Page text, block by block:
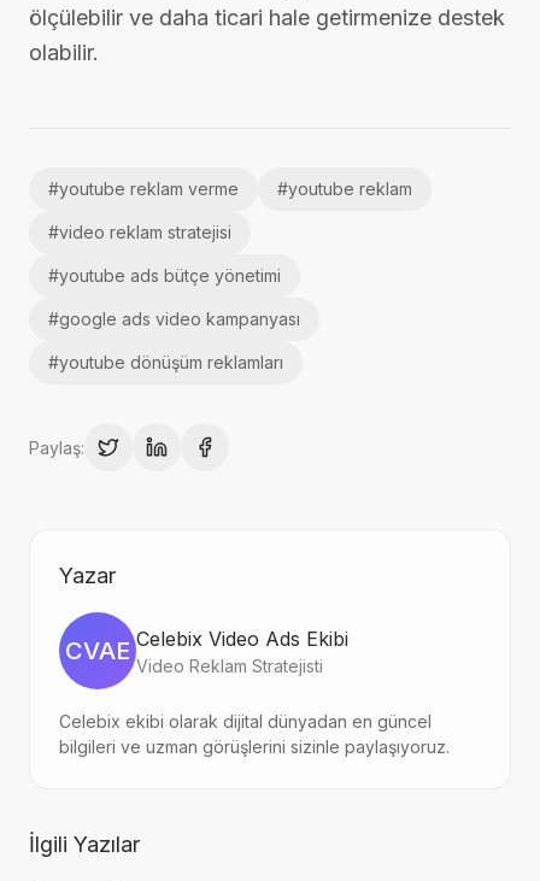
ölçülebilir ve daha ticari hale getirmenize destek
olabilir.
#youtube reklam verme #youtube reklam
#video reklam stratejisi
#youtube ads bütçe yönetimi
#google ads video kampanyası
#youtube dönüşüm reklamları
Paylaş:
Yazar
CVAE Celebix Video Ads Ekibi
Video Reklam Stratejisti
Celebix ekibi olarak dijital dünyadan en güncel
bilgileri ve uzman görüşlerini sizinle paylaşıyoruz.
İlgili Yazılar